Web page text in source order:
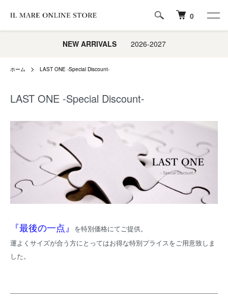
0
NEW ARRIVALS2026-2027
ホーム LAST ONE -Special Discount-
LAST ONE -Special Discount-
『最後の一点』
を特別価格にてご提供。
運よくサイズが合う方にとってはお得な特別プライスをご用意致しま
した。